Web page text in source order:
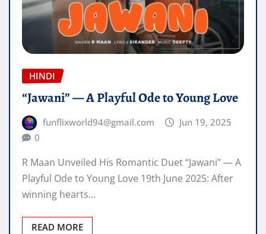
HINDI
“Jawani” — A Playful Ode to Young Love
funflixworld94@gmail.com
Jun 19, 2025
0
R Maan Unveiled His Romantic Duet “Jawani” — A
Playful Ode to Young Love 19th June 2025: After
winning hearts…
READ MORE